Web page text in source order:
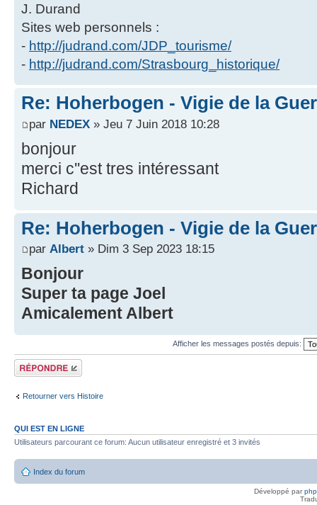
J. Durand
Sites web personnels :
- http://judrand.com/JDP_tourisme/
- http://judrand.com/Strasbourg_historique/
Re: Hoherbogen - Vigie de la
par NEDEX » Jeu 7 Juin 2018 10:28
bonjour
merci c''est tres intéressant
Richard
Re: Hoherbogen - Vigie de la
par Albert » Dim 3 Sep 2023 18:15
Bonjour
Super ta page Joel
Amicalement Albert
Afficher les messages postés depuis:
Répondre
Retourner vers Histoire
QUI EST EN LIGNE
Utilisateurs parcourant ce forum: Aucun utilisateur enregistré et 3 invités
Index du forum
Développé par